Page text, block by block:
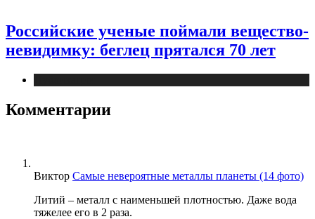
Российские ученые поймали вещество-
невидимку: беглец прятался 70 лет
Комментарии
Виктор Самые невероятные металлы планеты (14 фото)
Литий – металл с наименьшей плотностью. Даже вода
тяжелее его в 2 раза.